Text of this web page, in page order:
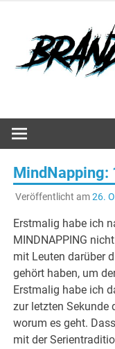
springen
MindNapping:
Veröffentlicht am26.
Erstmalig habe ich
MINDNAPPING
mit Leuten darüber
gehört haben, um
Erstmalig habe ich
zur letzten Sekunde
worum es geht.
mit der